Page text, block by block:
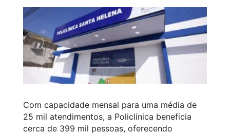
Com capacidade mensal para uma média de
25 mil atendimentos, a Policlínica beneficia
cerca de 399 mil pessoas, oferecendo